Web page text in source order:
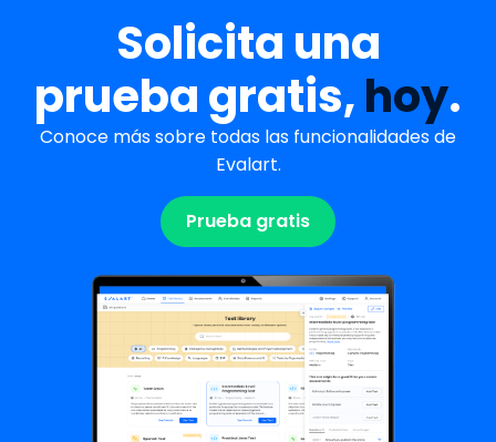
Solicita una
prueba gratis,hoy.
Conoce más sobre todas las funcionalidades de
Evalart.
Prueba gratis